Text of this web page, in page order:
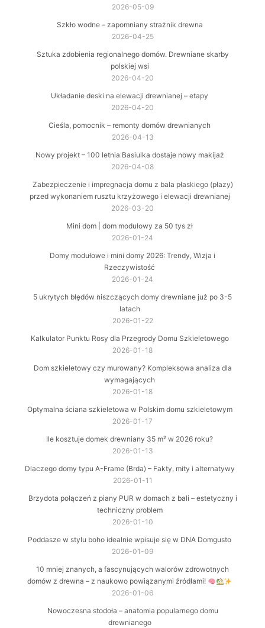
2026-05-09
Szkło wodne – zapomniany strażnik drewna
2026-04-25
Sztuka zdobienia regionalnego domów. Drewniane skarby
polskiej wsi
2026-04-20
Układanie deski na elewacji drewnianej – etapy
2026-04-20
Cieśla, pomocnik – remonty domów drewnianych
2026-04-13
Nowy projekt – 100 letnia Basiulka dostaje nowy makijaż
2026-04-08
Zabezpieczenie i impregnacja domu z bala płaskiego (płazy)
przed wykonaniem rusztu krzyżowego i elewacji drewnianej
2026-03-20
Mini dom | dom modułowy za 50 tys zł
2026-01-24
Domy modułowe i mini domy 2026: Trendy, Wizja i
Rzeczywistość
2026-01-24
5 ukrytych błędów niszczących domy drewniane już po 3-5
latach
2026-01-22
Kalkulator Punktu Rosy dla Przegrody Domu Szkieletowego
2026-01-18
Dom szkieletowy czy murowany? Kompleksowa analiza dla
wymagających
2026-01-18
Optymalna ściana szkieletowa w Polskim domu szkieletowym
2026-01-17
Ile kosztuje domek drewniany 35 m² w 2026 roku?
2026-01-13
Dlaczego domy typu A-Frame (Brda) – Fakty, mity i alternatywy
2026-01-11
Brzydota połączeń z piany PUR w domach z bali – estetyczny i
techniczny problem
2026-01-10
Poddasze w stylu boho idealnie wpisuje się w DNA Domgusto
2026-01-09
10 mniej znanych, a fascynujących walorów zdrowotnych
domów z drewna – z naukowo powiązanymi źródłami!
2026-01-06
Nowoczesna stodoła – anatomia popularnego domu
drewnianego